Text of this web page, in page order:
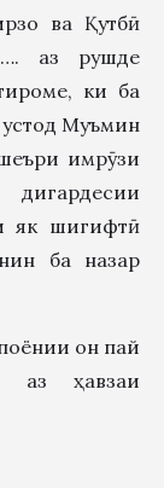
ва Қутбӣ
аз рушде
ки ба
Муъмин
имрӯзи
як шигифтӣ
ба назар
он пай
аз ҳавзаи